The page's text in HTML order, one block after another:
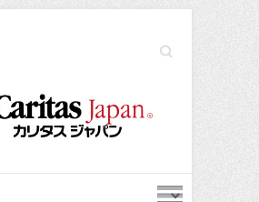
Search